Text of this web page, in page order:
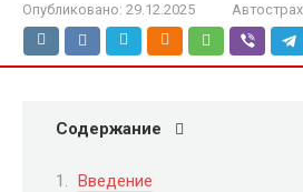
Опубликовано: 29.12.2025
Содержание
Введение